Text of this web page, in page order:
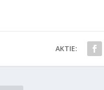
AKTIE: